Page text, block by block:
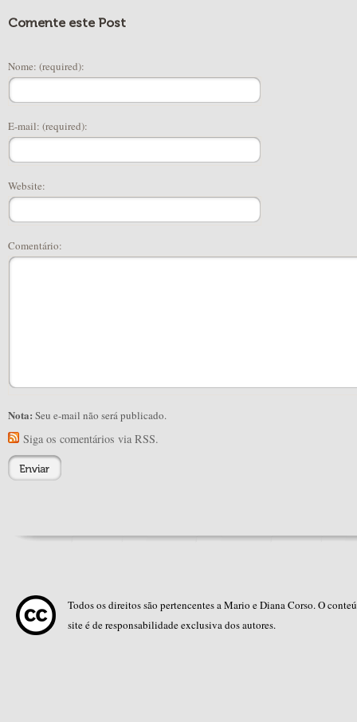
Comente este Post
Nome: (required):
E-mail: (required):
Website:
Comentário:
Nota: Seu e-mail não será publicado.
Siga os comentários via RSS.
Todos os direitos são pertencentes a Mario e Diana Corso. O
site é de responsabilidade exclusiva dos autores.